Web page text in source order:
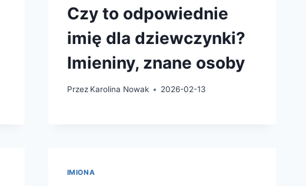
Czy to odpowiednie
imię dla dziewczynki?
Imieniny, znane osoby
Przez Karolina Nowak 2026-02-13
IMIONA